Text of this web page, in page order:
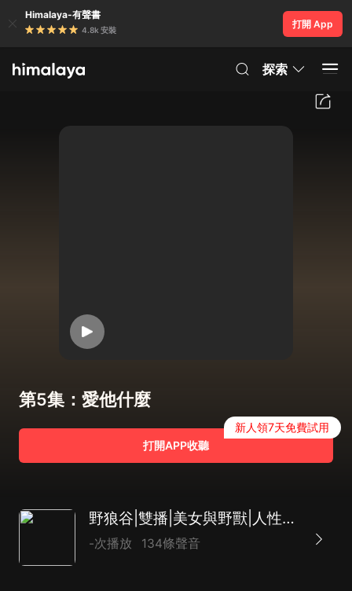
Himalaya-有聲書
4.8k 安裝
打開 App
探索
第5集：愛他什麼
打開APP收聽
新人領7天免費試用
野狼谷|雙播|美女與野獸|人性與獸性|夢想與努力
-次播放 134條聲音